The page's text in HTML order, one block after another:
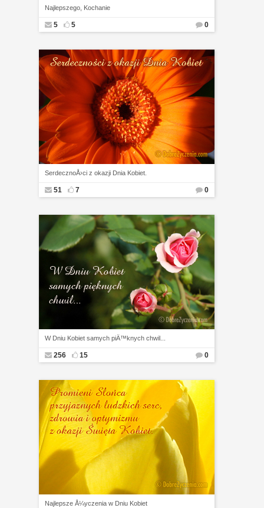
Najlepszego, Kochanie
5 5 0
SerdecznoÅ›ci z okazji Dnia Kobiet.
51 7 0
W Dniu Kobiet samych piÄ™knych chwil...
256 15 0
Najlepsze Å¼yczenia w Dniu Kobiet